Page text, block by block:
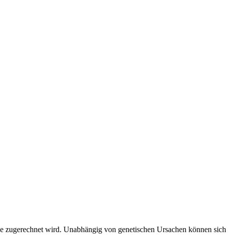
wird. Unabhängig von genetischen Ursachen können sich